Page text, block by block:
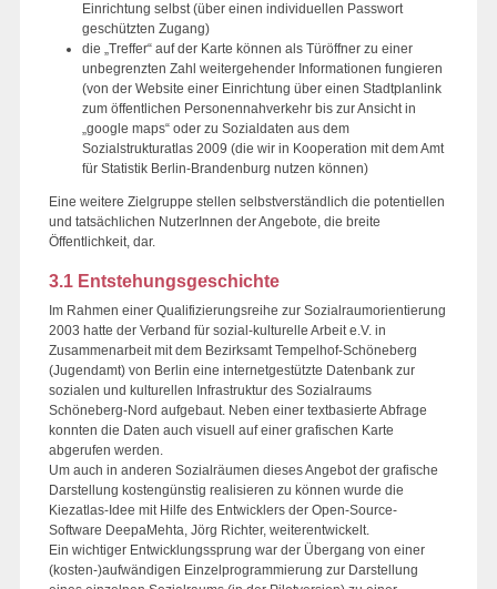
Einrichtung selbst (über einen individuellen Passwort
geschützten Zugang)
die „Treffer“ auf der Karte können als Türöffner zu einer
unbegrenzten Zahl weitergehender Informationen fungieren
(von der Website einer Einrichtung über einen Stadtplanlink
zum öffentlichen Personennahverkehr bis zur Ansicht in
„google maps“ oder zu Sozialdaten aus dem
Sozialstrukturatlas 2009 (die wir in Kooperation mit dem Amt
für Statistik Berlin-Brandenburg nutzen können)
Eine weitere Zielgruppe stellen selbstverständlich die potentiellen
und tatsächlichen NutzerInnen der Angebote, die breite
Öffentlichkeit, dar.
3.1 Entstehungsgeschichte
Im Rahmen einer Qualifizierungsreihe zur Sozialraumorientierung
2003 hatte der Verband für sozial-kulturelle Arbeit e.V. in
Zusammenarbeit mit dem Bezirksamt Tempelhof-Schöneberg
(Jugendamt) von Berlin eine internetgestützte Datenbank zur
sozialen und kulturellen Infrastruktur des Sozialraums
Schöneberg-Nord aufgebaut. Neben einer textbasierte Abfrage
konnten die Daten auch visuell auf einer grafischen Karte
abgerufen werden.
Um auch in anderen Sozialräumen dieses Angebot der grafische
Darstellung kostengünstig realisieren zu können wurde die
Kiezatlas-Idee mit Hilfe des Entwicklers der Open-Source-
Software DeepaMehta, Jörg Richter, weiterentwickelt.
Ein wichtiger Entwicklungssprung war der Übergang von einer
(kosten-)aufwändigen Einzelprogrammierung zur Darstellung